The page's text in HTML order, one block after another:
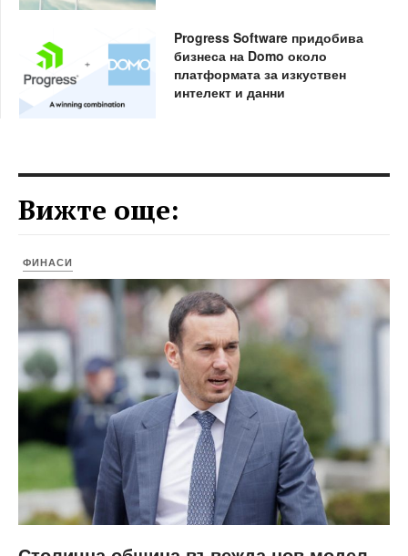
Progress Software придобива
бизнеса на Domo около
платформата за изкуствен
интелект и данни
Вижте още:
ФИНАСИ